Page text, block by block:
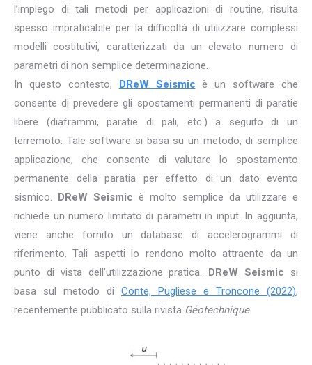
l’impiego di tali metodi per applicazioni di routine, risulta
spesso impraticabile per la difficoltà di utilizzare complessi
modelli costitutivi, caratterizzati da un elevato numero di
parametri di non semplice determinazione.
In questo contesto, DReW Seismic è un software che
consente di prevedere gli spostamenti permanenti di paratie
libere (diaframmi, paratie di pali, etc.) a seguito di un
terremoto. Tale software si basa su un metodo, di semplice
applicazione, che consente di valutare lo spostamento
permanente della paratia per effetto di un dato evento
sismico. DReW Seismic è molto semplice da utilizzare e
richiede un numero limitato di parametri in input. In aggiunta,
viene anche fornito un database di accelerogrammi di
riferimento. Tali aspetti lo rendono molto attraente da un
punto di vista dell’utilizzazione pratica. DReW Seismic si
basa sul metodo di Conte, Pugliese e Troncone (2022),
recentemente pubblicato sulla rivista Géotechnique.